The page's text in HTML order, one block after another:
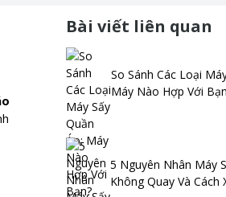
Bài viết liên quan
So Sánh Các Loại
Máy Nào Hợp Với
5 Nguyên Nhân Máy
Không Quay Và Cách